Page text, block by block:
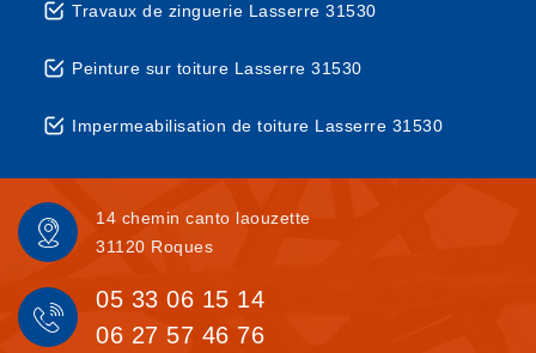
Travaux de zinguerie Lasserre 31530
Peinture sur toiture Lasserre 31530
Impermeabilisation de toiture Lasserre 31530
14 chemin canto laouzette
31120 Roques
05 33 06 15 14
06 27 57 46 76